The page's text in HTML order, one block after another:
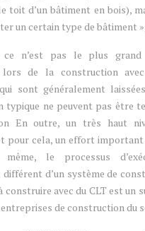
toit d’un bâtiment en bois),
un certain type de bâtiment
ce n’est pas le plus
lors de la construction
sont généralement
typique ne peuvent pas être
En outre, un très haut
pour cela, un effort
le processus
différent d’un système de
construire avec du CLT est un
de construction du